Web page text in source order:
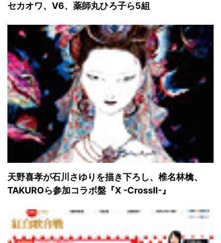
セカオワ、V6、薬師丸ひろ子ら5組
天野喜孝が石川さゆりを描き下ろし、椎名林檎、
TAKUROら参加コラボ盤『X -CrossII-』